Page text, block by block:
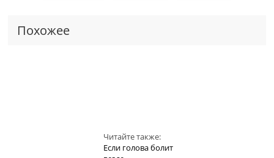
Похожее
Читайте также:
Если голова болит